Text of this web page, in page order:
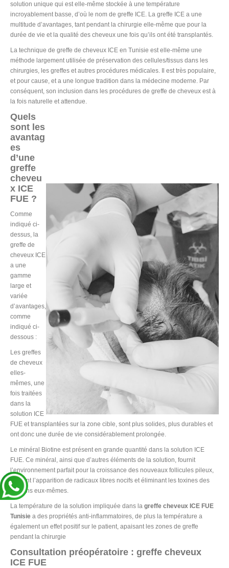
solution unique qui est elle-même stockée à une température
incroyablement basse, d’où le nom de greffe ICE. La greffe ICE a une
multitude d’avantages, tant pendant la chirurgie elle-même que pour la
durée de vie et la qualité des cheveux une fois qu’ils ont été transplantés.
La technique de greffe de cheveux ICE en Tunisie est elle-même une
méthode largement utilisée de préservation des cellules/tissus dans les
chirurgies, les greffes et autres procédures médicales. Il est très populaire,
et pour cause, et a une longue tradition dans la médecine moderne. Par
conséquent, son inclusion dans les procédures de greffe de cheveux est à
la fois naturelle et attendue.
Quels
sont les
avantag
es
d’une
greffe
cheveu
x ICE
FUE ?
Comme
indiqué ci-
dessus, la
greffe de
cheveux ICE
a une
gamme
large et
variée
d’avantages,
comme
indiqué ci-
dessous :
Les greffes
de cheveux
elles-
mêmes, une
fois traitées
dans la
solution ICE
FUE et transplantées sur la zone cible, sont plus solides, plus durables et
ont donc une durée de vie considérablement prolongée.
Le minéral Biotine est présent en grande quantité dans la solution ICE
FUE. Ce minéral, ainsi que d’autres éléments de la solution, fournit
l’environnement parfait pour la croissance des nouveaux follicules pileux,
freinant l’apparition de radicaux libres nocifs et éliminant les toxines des
greffons eux-mêmes.
La température de la solution impliquée dans la greffe cheveux ICE FUE
Tunisie a des propriétés anti-inflammatoires, de plus la température a
également un effet positif sur le patient, apaisant les zones de greffe
pendant la chirurgie
Consultation préopératoire : greffe cheveux
ICE FUE